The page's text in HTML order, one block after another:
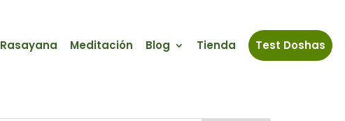
Rasayana Meditación Blog Tienda Test Doshas